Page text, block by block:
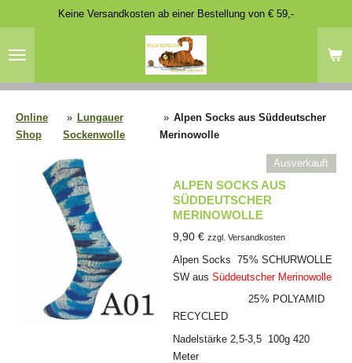
springen
Keine Versandkosten ab einer Bestellung von € 59,-
Online
Shop
» Lungauer
Sockenwolle
» Alpen Socks aus Süddeutscher
Merinowolle
Ausverkauft
ALPEN SOCKS AUS
SÜDDEUTSCHER
MERINOWOLLE
9,90 € zzgl. Versandkosten
Alpen Socks 75 % SCHURWOLLE
SW aus Süddeutscher Merinowolle
25 % POLYAMID
RECYCLED
Nadelstärke 2,5-3,5 100g 420
Meter